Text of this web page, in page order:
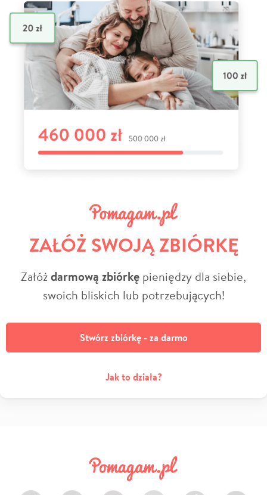
ZAŁÓŻ SWOJĄ ZBIÓRKĘ
Załóżdarmową zbiórkę pieniędzy dla siebie,
swoich bliskich lub potrzebujących!
Stwórz zbiórkę - za darmo
Jak to działa?